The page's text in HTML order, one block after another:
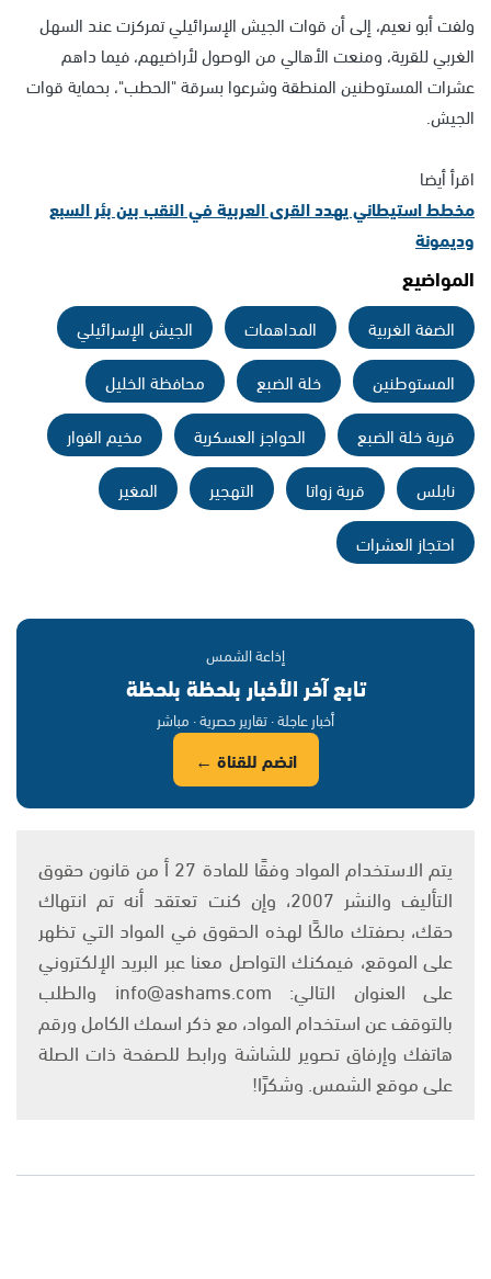
ولفت أبو نعيم، إلى أن قوات الجيش الإسرائيلي تمركزت عند السهل
الغربي للقرية، ومنعت الأهالي من الوصول لأراضيهم، فيما داهم
عشرات المستوطنين المنطقة وشرعوا بسرقة "الحطب"، بحماية قوات
الجيش.
اقرأ أيضا
مخطط استيطاني يهدد القرى العربية في النقب بين بئر السبع
وديمونة
المواضيع
الضفة الغربية المداهمات
الجيش الإسرائيلي
المستوطنين
خلة الضبع
محافظة الخليل
قرية خلة الضبع
الحواجز العسكرية
مخيم الفوار
نابلس
قرية زواتا التهجير
المغير
احتجاز العشرات
إذاعة الشمس
تابع آخر الأخبار بلحظة بلحظة
أخبار عاجلة · تقارير حصرية · مباشر
انضم للقناة ←
يتم الاستخدام المواد وفقًا للمادة 27 أ من قانون حقوق
التأليف والنشر 2007، وإن كنت تعتقد أنه تم انتهاك
حقك، بصفتك مالكًا لهذه الحقوق في المواد التي تظهر
على الموقع، فيمكنك التواصل معنا عبر البريد الإلكتروني
على العنوان التالي: info@ashams.com والطلب
بالتوقف عن استخدام المواد، مع ذكر اسمك الكامل ورقم
هاتفك وإرفاق تصوير للشاشة ورابط للصفحة ذات الصلة
على موقع الشمس. وشكرًا!